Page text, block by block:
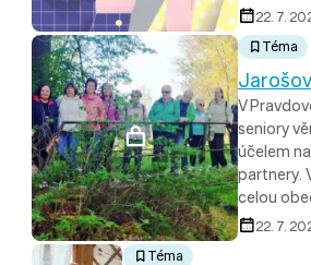
22. 7.
Téma
V
seniory
účelem
partnery.
celou
22. 7.
Téma